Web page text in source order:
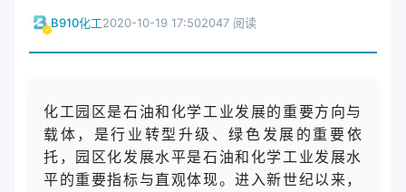
B910化工2020-10-19 17:502047 阅读
化工园区是石油和化学工业发展的重要方向与
载体，是行业转型升级、绿色发展的重要依
托，园区化发展水平是石油和化学工业发展水
平的重要指标与直观体现。进入新世纪以来，